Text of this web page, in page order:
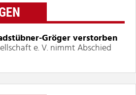
Gröger verstorben
e. V. nimmt Abschied